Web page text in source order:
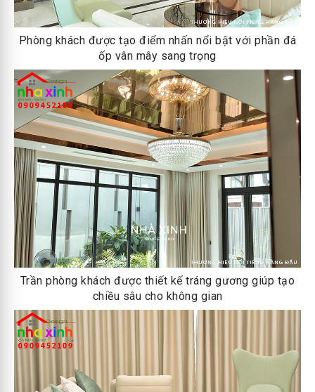
Phòng khách được tạo điểm nhấn nổi bật với phần đá
ốp vân mây sang trọng
Trần phòng khách được thiết kế tráng gương giúp tạo
chiều sâu cho không gian